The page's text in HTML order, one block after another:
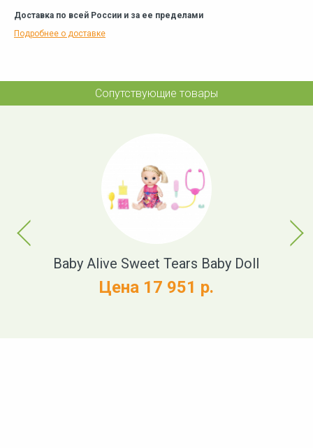
Доставка по всей России и за ее пределами
Подробнее о доставке
Сопутствующие товары
Previous
Baby Alive Sweet Tears Baby Doll
Цена 17 951 р.
Next